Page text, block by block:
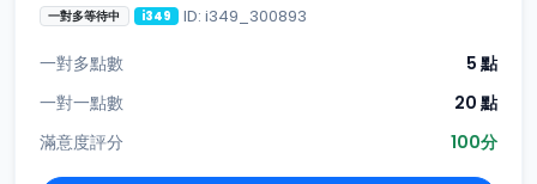
一對多等待中 i349 ID: i349_300893
一對多點數
5 點
一對一點數
20 點
滿意度評分
100分